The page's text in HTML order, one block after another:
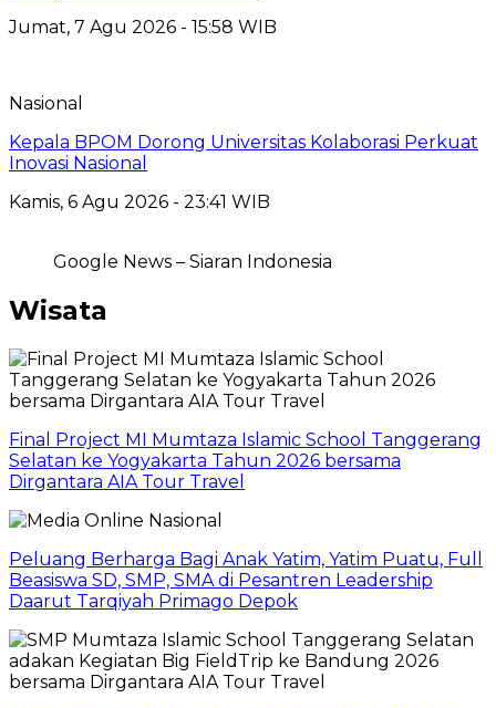
Jumat, 7 Agu 2026 - 15:58 WIB
Nasional
Kepala BPOM Dorong Universitas Kolaborasi Perkuat
Inovasi Nasional
Kamis, 6 Agu 2026 - 23:41 WIB
Google News – Siaran Indonesia
Wisata
Final Project MI Mumtaza Islamic School Tanggerang
Selatan ke Yogyakarta Tahun 2026 bersama
Dirgantara AIA Tour Travel
Peluang Berharga Bagi Anak Yatim, Yatim Puatu, Full
Beasiswa SD, SMP, SMA di Pesantren Leadership
Daarut Tarqiyah Primago Depok